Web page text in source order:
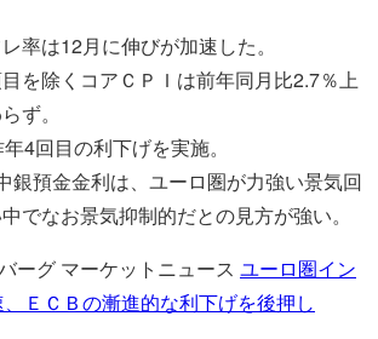
率は12月に伸びが加速した。
を除くコアＣＰＩは前年同月比2.7％上
ず。
4回目の利下げを実施。
銀預金金利は、ユーロ圏が力強い景気回
でなお景気抑制的だとの見方が強い。
ーグ マーケットニュース ユーロ圏イン
ＥＣＢの漸進的な利下げを後押し